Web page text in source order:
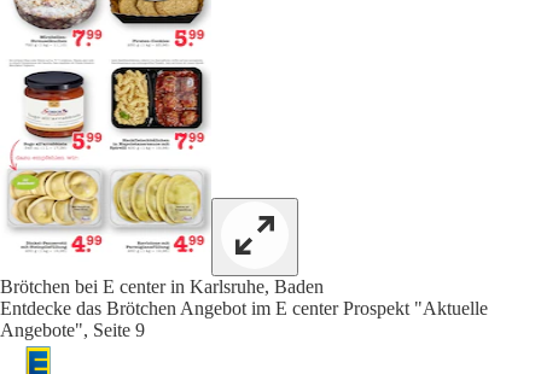
Brötchen bei E center in Karlsruhe, Baden
Entdecke das Brötchen Angebot im E center Prospekt "Aktuelle
Angebote", Seite 9